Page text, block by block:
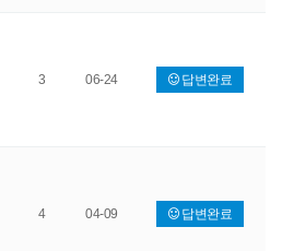
3 06-24 답변완료
4 04-09 답변완료